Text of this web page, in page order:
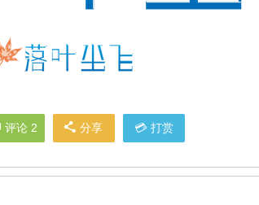
评论 2 分享 打赏